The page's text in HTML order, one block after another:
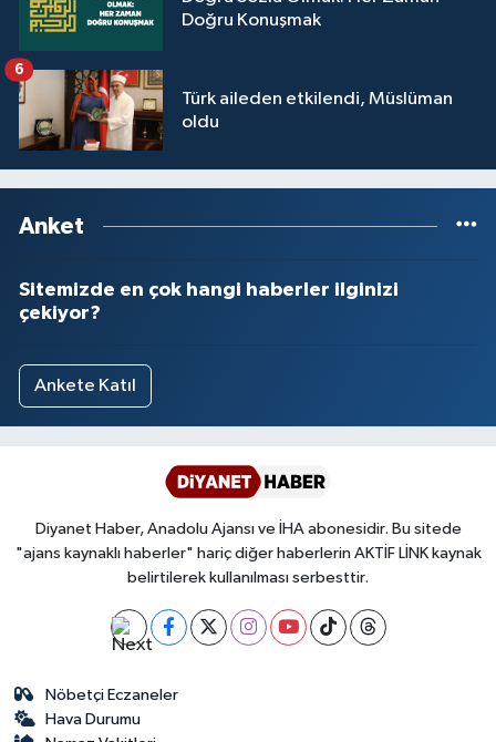
Doğru Konuşmak
Türk aileden etkilendi, Müslüman
oldu
6
Anket
Sitemizde en çok hangi haberler ilginizi
çekiyor?
Ankete Katıl
Diyanet Haber, Anadolu Ajansı ve İHA abonesidir. Bu sitede
"ajans kaynaklı haberler" hariç diğer haberlerin AKTİF LİNK kaynak
belirtilerek kullanılması serbesttir.
Nöbetçi Eczaneler
Hava Durumu